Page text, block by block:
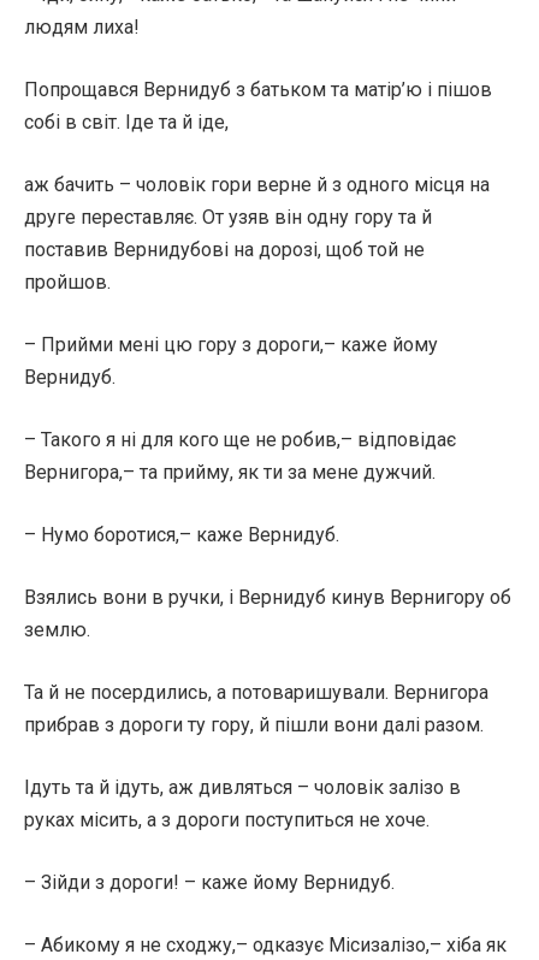
людям лиха!
Попрощався Вернидуб з батьком та матір’ю і пішов
собі в світ. Іде та й іде,
аж бачить – чоловік гори верне й з одного місця на
друге переставляє. От узяв він одну гору та й
поставив Вернидубові на дорозі, щоб той не
пройшов.
– Прийми мені цю гору з дороги,– каже йому
Вернидуб.
– Такого я ні для кого ще не робив,– відповідає
Вернигора,– та прийму, як ти за мене дужчий.
– Нумо боротися,– каже Вернидуб.
Взялись вони в ручки, і Вернидуб кинув Вернигору об
землю.
Та й не посердились, а потоваришували. Вернигора
прибрав з дороги ту гору, й пішли вони далі разом.
Ідуть та й ідуть, аж дивляться – чоловік залізо в
руках місить, а з дороги поступиться не хоче.
– Зійди з дороги! – каже йому Вернидуб.
– Абикому я не сходжу,– одказує Місизалізо,– хіба як